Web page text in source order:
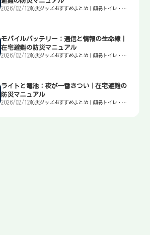
2026/02/12 防災グッズおすすめまとめ｜簡易トイレ・
モバイルバッテリー：通信と情報の生命線｜
在宅避難の防災マニュアル
2026/02/12 防災グッズおすすめまとめ｜簡易トイレ・
ライトと電池：夜が一番きつい｜在宅避難の
防災マニュアル
2026/02/12 防災グッズおすすめまとめ｜簡易トイレ・